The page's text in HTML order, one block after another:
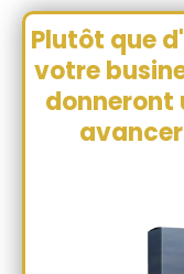
Plutôt que
votre
donneront